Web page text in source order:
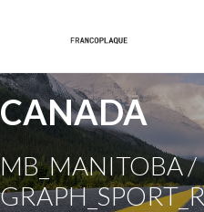
CANADA
MB_MANITOBA /